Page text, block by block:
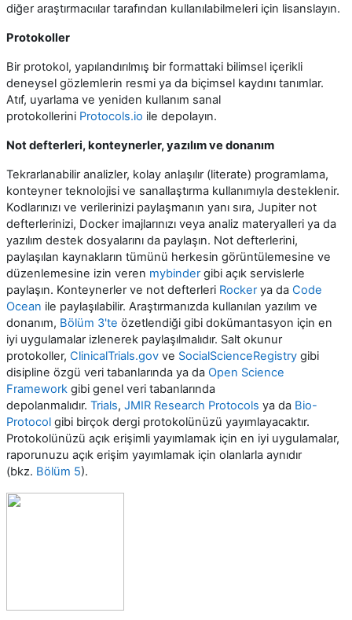
diğer araştırmacıılar tarafından kullanılabilmeleri için lisanslayın.
Protokoller
Bir protokol, yapılandırılmış bir formattaki bilimsel içerikli
deneysel gözlemlerin resmi ya da biçimsel kaydını tanımlar.
Atıf, uyarlama ve yeniden kullanım sanal
protokollerini Protocols.io ile depolayın.
Not defterleri, konteynerler, yazılım ve donanım
Tekrarlanabilir analizler, kolay anlaşılır (literate) programlama,
konteyner teknolojisi ve sanallaştırma kullanımıyla desteklenir.
Kodlarınızı ve verilerinizi paylaşmanın yanı sıra, Jupiter not
defterlerinizi, Docker imajlarınızı veya analiz materyalleri ya da
yazılım destek dosyalarını da paylaşın. Not defterlerini,
paylaşılan kaynakların tümünü herkesin görüntülemesine ve
düzenlemesine izin veren mybindergibi açık servislerle
paylaşın. Konteynerler ve not defterleri Rockerya da Code
Ocean ile paylaşılabilir. Araştırmanızda kullanılan yazılım ve
donanım, Bölüm 3'te özetlendiği gibi dokümantasyon için en
iyi uygulamalar izlenerek paylaşılmalıdır. Salt okunur
protokoller, ClinicalTrials.gov ve SocialScienceRegistry gibi
disipline özgü veri tabanlarında ya da Open Science
Framework gibi genel veri tabanlarında
depolanmalıdır. Trials, JMIR Research Protocols ya da Bio-
Protocol gibi birçok dergi protokolünüzü yayımlayacaktır.
Protokolünüzü açık erişimli yayımlamak için en iyi uygulamalar,
raporunuzu açık erişim yayımlamak için olanlarla aynıdır
(bkz. Bölüm 5).